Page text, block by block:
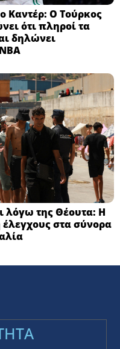
Καντέρ: Ο Τούρκος
ότι πληροί τα
δηλώνει
λόγω της Θέουτα: Η
έλεγχους στα σύνορα